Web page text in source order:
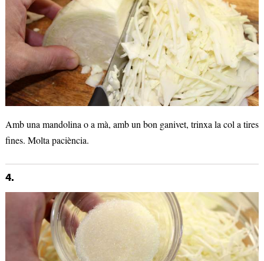
Amb una mandolina o a mà, amb un bon ganivet, trinxa la col a tires
fines. Molta paciència.
4.